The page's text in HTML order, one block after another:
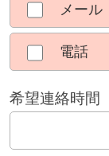
メール
電話
希望連絡時間